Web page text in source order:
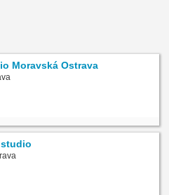
Moravská Ostrava